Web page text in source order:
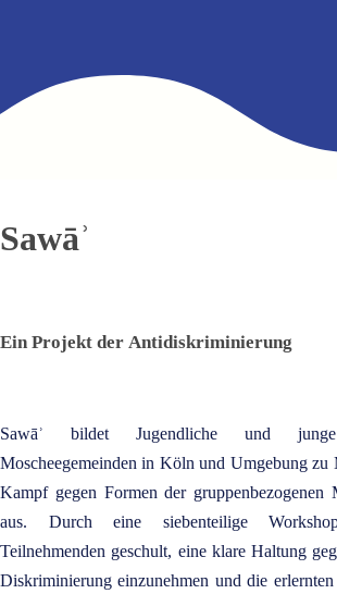
Sawāʾ
Ein Projekt der Antidiskriminierung
Sawāʾ bildet Jugendliche und
Moscheegemeinden in Köln und Umgebung
Kampf gegen Formen der gruppenbezogenen
aus. Durch eine siebenteilige
Teilnehmenden geschult, eine klare Haltung
Diskriminierung einzunehmen und die